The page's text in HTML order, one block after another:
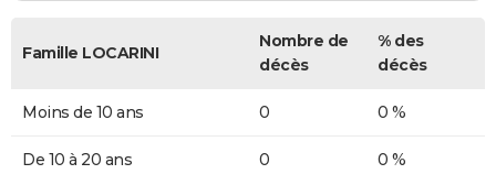
Famille LOCARINI
Nombre de
décès
% des
décès
Moins de 10 ans 0 0 %
De 10 à 20 ans 0 0 %